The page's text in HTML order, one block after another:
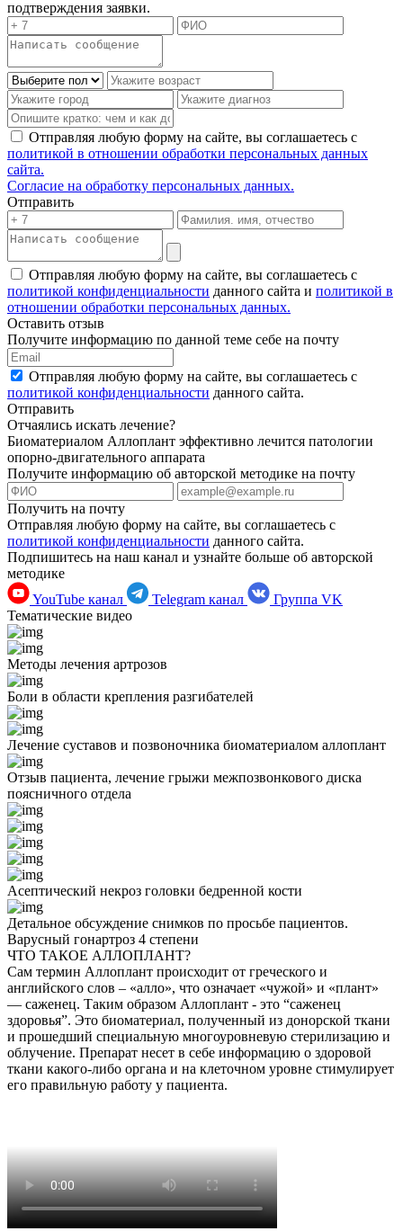
подтверждения заявки.
Отправляя любую форму на сайте, вы соглашаетесь с
политикой в отношении обработки персональных данных
сайта.
Согласие на обработку персональных данных.
Отправить
Отправляя любую форму на сайте, вы соглашаетесь с
политикой конфиденциальности данного сайта и политикой в
отношении обработки персональных данных.
Оставить отзыв
Получите информацию по данной теме себе на почту
Отправляя любую форму на сайте, вы соглашаетесь с
политикой конфиденциальности данного сайта.
Отправить
Отчаялись искать лечение?
Биоматериалом Аллоплант эффективно лечится патологии
опорно-двигательного аппарата
Получите информацию об авторской методике на почту
Получить на почту
Отправляя любую форму на сайте, вы соглашаетесь с
политикой конфиденциальности данного сайта.
Подпишитесь на наш канал и узнайте больше об авторской
методике
YouTube канал
Telegram канал
Группа VK
Тематические видео
Методы лечения артрозов
Боли в области крепления разгибателей
Лечение суставов и позвоночника биоматериалом аллоплант
Отзыв пациента, лечение грыжи межпозвонкового диска
поясничного отдела
Асептический некроз головки бедренной кости
Детальное обсуждение снимков по просьбе пациентов.
Варусный гонартроз 4 степени
ЧТО ТАКОЕ АЛЛОПЛАНТ?
Сам термин Аллоплант происходит от греческого и
английского слов – «алло», что означает «чужой» и «плант»
— саженец. Таким образом Аллоплант - это “саженец
здоровья”. Это биоматериал, полученный из донорской ткани
и прошедший специальную многоуровневую стерилизацию и
облучение. Препарат несет в себе информацию о здоровой
ткани какого-либо органа и на клеточном уровне стимулирует
его правильную работу у пациента.